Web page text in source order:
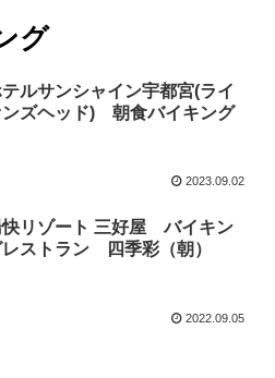
グ
ルサンシャイン宇都宮(ライ
ンズヘッド) 朝食バイキング
2023.09.02
快リゾート 三好屋 バイキン
レストラン 四季彩（朝）
2022.09.05